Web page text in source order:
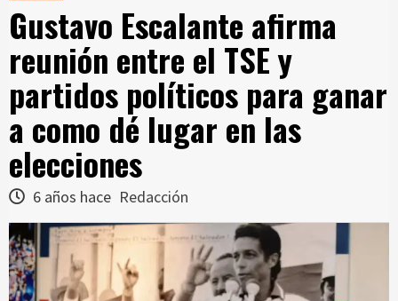
Gustavo Escalante afirma
reunión entre el TSE y
partidos políticos para ganar
a como dé lugar en las
elecciones
6 años hace Redacción